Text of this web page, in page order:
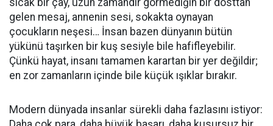
sıcak bir çay, uzun zamandır görmediğin bir dosttan
gelen mesaj, annenin sesi, sokakta oynayan
çocukların neşesi… İnsan bazen dünyanın bütün
yükünü taşırken bir kuş sesiyle bile hafifleyebilir.
Çünkü hayat, insanı tamamen karartan bir yer değildir;
en zor zamanların içinde bile küçük ışıklar bırakır.
Modern dünyada insanlar sürekli daha fazlasını istiyor: